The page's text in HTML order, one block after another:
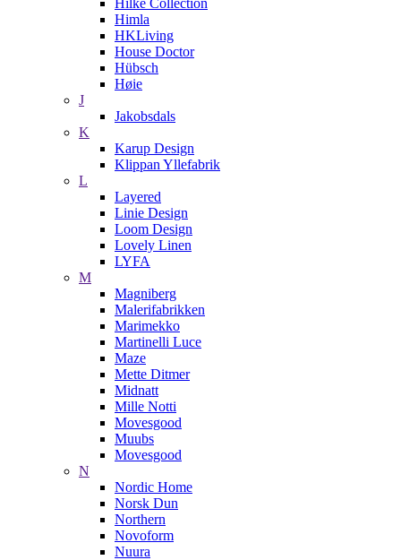
Hilke Collection
Himla
HKLiving
House Doctor
Hübsch
Høie
J
Jakobsdals
K
Karup Design
Klippan Yllefabrik
L
Layered
Linie Design
Loom Design
Lovely Linen
LYFA
M
Magniberg
Malerifabrikken
Marimekko
Martinelli Luce
Maze
Mette Ditmer
Midnatt
Mille Notti
Movesgood
Muubs
Movesgood
N
Nordic Home
Norsk Dun
Northern
Novoform
Nuura